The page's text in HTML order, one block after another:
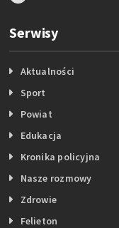
Serwisy
Aktualności
Sport
Powiat
Edukacja
Kronika policyjna
Nasze rozmowy
Zdrowie
Felieton